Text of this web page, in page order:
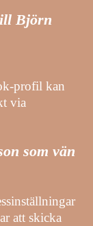
Björn
profil kan
via
som vän
att skicka